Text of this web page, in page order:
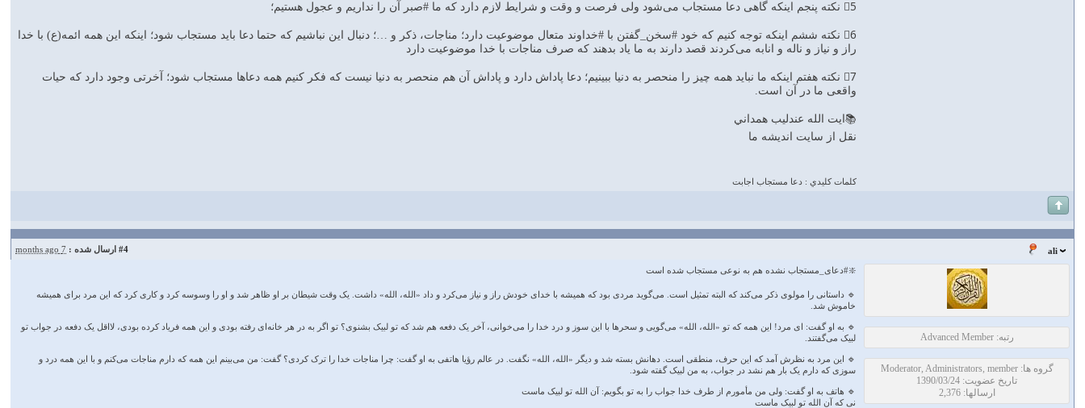
5⃣ نکته پنجم اینکه گاهی دعا مستجاب می‌شود ولی فرصت و وقت و شرایط لازم دارد که ما #صبر آن را نداریم و عجول هستیم؛
6⃣ نکته ششم اینکه توجه کنیم که خود #سخن_گفتن با #خداوند متعال موضوعیت دارد؛ مناجات، ذکر و …؛ دنبال این نباشیم که حتما دعا باید مستجاب شود؛ اینکه این همه ائمه(ع) با خدا
راز و نیاز و ناله و انابه می‌کردند قصد دارند به ما یاد بدهند که صرف مناجات با خدا موضوعیت دارد
7⃣ نکته هفتم اینکه ما نباید همه چیز را منحصر به دنیا ببینیم؛ دعا پاداش دارد و پاداش آن هم منحصر به دنیا نیست که فکر کنیم همه دعاها مستجاب شود؛ آخرتی وجود دارد که حیات
واقعی ما در آن است.
📚ايت الله عندليب همداني
نقل از سايت انديشه ما
كلمات كليدي : دعا مستجاب اجابت
ali
#4 ارسال شده : 7 months ago
رتبه: Advanced Member
گروه ها: Moderator, Administrators, member
تاریخ عضویت: 1390/03/24
ارسالها: 2,376
❇️#دعای_مستجاب نشده هم به نوعی مستجاب شده است
🔹 داستانی را مولوی ذکر می‌کند که البته تمثیل است. می‌گوید مردی بود که همیشه با خدای خودش راز و نیاز می‌کرد و داد «الله، الله» داشت. یک وقت شیطان بر او ظاهر شد و او را وسوسه کرد و کاری کرد که این مرد برای همیشه
خاموش شد.
🔹 به او گفت: ای مرد! این همه که تو «الله، الله» می‌گویی و سحرها با این سوز و درد خدا را می‌خوانی، آخر یک دفعه هم شد که تو لبیک بشنوی؟ تو اگر به در هر خانه‌ای رفته بودی و این همه فریاد کرده بودی، لااقل یک دفعه در جواب تو
لبیک می‌گفتند.
🔹 این مرد به نظرش آمد که این حرف، منطقی است. دهانش بسته شد و دیگر «الله، الله» نگفت. در عالم رؤیا هاتفی به او گفت: چرا مناجات خدا را ترک کردی؟ گفت: من می‌بینم این همه که دارم مناجات می‌کنم و با این همه درد و
سوزی که دارم یک بار هم نشد در جواب، به من لبیک گفته شود.
🔹 هاتف به او گفت: ولی من مأمورم از طرف خدا جواب را به تو بگویم: آن الله تو لبیک ماست‌
نی که آن الله تو لبیک ماست‌